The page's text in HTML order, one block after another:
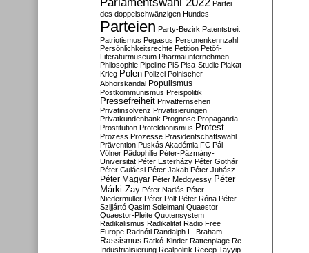
Partei
des doppelschwänzigen Hundes
Parteien Party-Bezirk Patentstreit
Patriotismus Pegasus Personenkennzahl
Persönlichkeitsrechte Petition Petőfi-
Literaturmuseum Pharmaunternehmen
Philosophie Pipeline PiS Pisa-Studie Plakat-
Krieg Polen Polizei Polnischer
Abhörskandal Populismus
Postkommunismus Preispolitik
Pressefreiheit Privatfernsehen
Privatinsolvenz Privatisierungen
Privatkundenbank Prognose Propaganda
Prostitution Protektionismus Protest
Prozess Prozesse Präsidentschaftswahl
Prävention Puskás Akadémia FC Pál
Völner Pädophilie Péter-Pázmány-
Universität Péter Esterházy Péter Gothár
Péter Gulácsi Péter Jakab Péter Juhász
Péter Magyar Péter Medgyessy Péter
Márki-Zay Péter Nadás Péter
Niedermüller Péter Polt Péter Róna Péter
Szijjártó Qasim Soleimani Quaestor
Quaestor-Pleite Quotensystem
Radikalismus Radikalität Radio Free
Europe Radnóti Randalph L. Braham
Rassismus Ratkó-Kinder Rattenplage Re-
Industrialisierung Realpolitik Recep Tayyip